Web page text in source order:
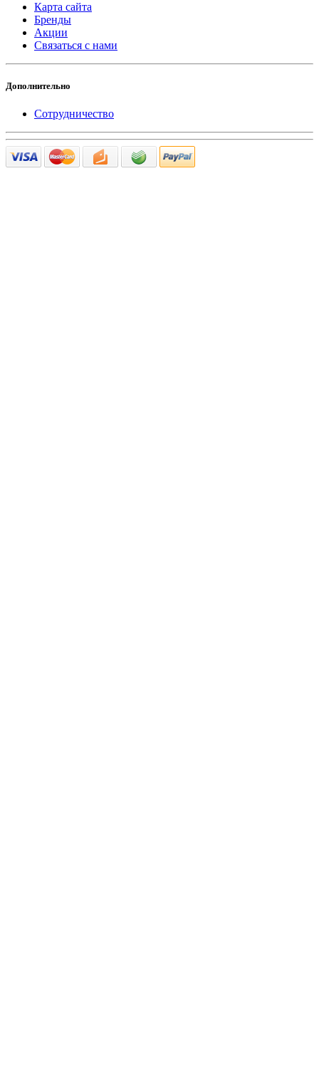
Карта сайта
Бренды
Акции
Связаться с нами
Дополнительно
Сотрудничество